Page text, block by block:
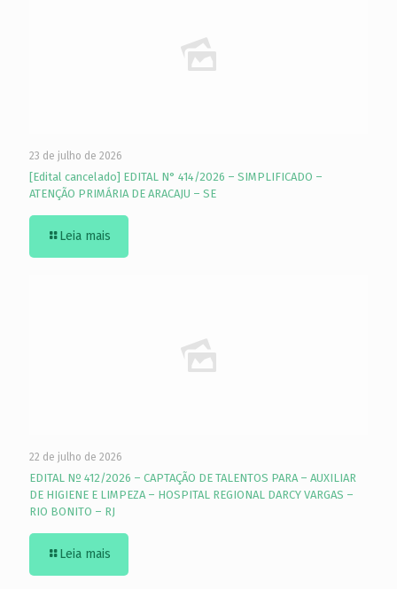
23 de julho de 2026
[Edital cancelado] EDITAL N° 414/2026 – SIMPLIFICADO –
ATENÇÃO PRIMÁRIA DE ARACAJU – SE
Leia mais
22 de julho de 2026
EDITAL Nº 412/2026 – CAPTAÇÃO DE TALENTOS PARA – AUXILIAR
DE HIGIENE E LIMPEZA – HOSPITAL REGIONAL DARCY VARGAS –
RIO BONITO – RJ
Leia mais